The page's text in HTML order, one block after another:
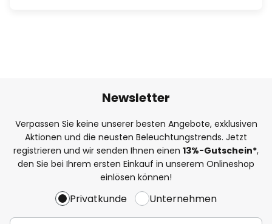
Newsletter
Verpassen Sie keine unserer besten Angebote, exklusiven
Aktionen und die neusten Beleuchtungstrends. Jetzt
registrieren und wir senden Ihnen einen 13%-Gutschein*,
den Sie bei Ihrem ersten Einkauf in unserem Onlineshop
einlösen können!
Privatkunde Unternehmen